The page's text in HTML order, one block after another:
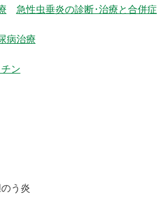
急性虫垂炎の診断･治療と合併症
病治療
ン
う炎